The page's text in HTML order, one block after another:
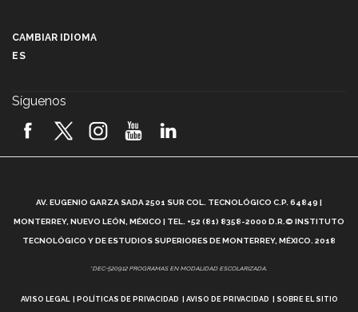
2026! (video)
¿Cómo es el Modelo Educativo Tec? (video)
Vida Tec: Feminismo e Inteligencia Artificial, Paola
CAMBIAR IDIOMA
ES
Síguenos
AV. EUGENIO GARZA SADA 2501 SUR COL. TECNOLÓGICO C.P. 64849 |
MONTERREY, NUEVO LEÓN, MÉXICO | TEL. +52 (81) 8358-2000 D.R.© INSTITUTO
TECNOLÓGICO Y DE ESTUDIOS SUPERIORES DE MONTERREY, MÉXICO. 2018
*DEC-520912 PROGRAMAS EN MODALIDAD ESCOLARIZADA.
AVISO LEGAL POLÍTICAS DE PRIVACIDAD AVISO DE PRIVACIDAD SOBRE EL SITIO